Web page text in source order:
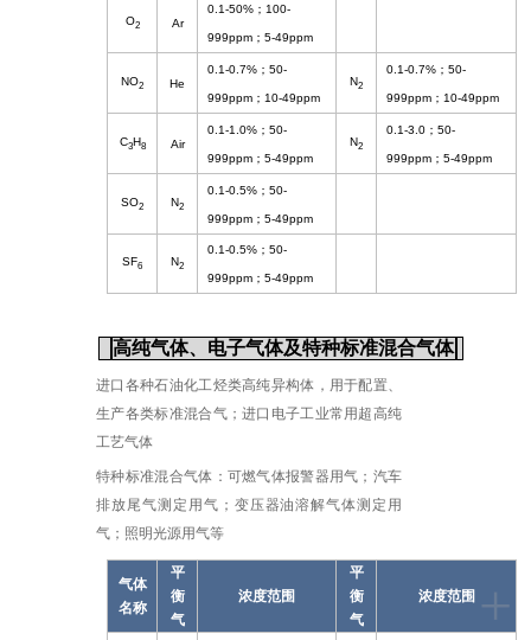
O2 Ar
0.1-50%； 100-
999ppm； 5-49ppm
NO2 He
0.1-0.7%； 50-
999ppm； 10-49ppm
N2
0.1-0.7%； 50-
999ppm； 10-49ppm
C3H8 Air
0.1-1.0%； 50-
999ppm； 5-49ppm
N2
0.1-3.0； 50-
999ppm； 5-49ppm
SO2 N2
0.1-0.5%； 50-
999ppm； 5-49ppm
SF6 N2
0.1-0.5%； 50-
999ppm； 5-49ppm
高纯气体、电子气体及特种标准混合气体
进口各种石油化工烃类高纯异构体，用于配置、
生产各类标准混合气；进口电子工业常用超高纯
工艺气体
特种标准混合气体：可燃气体报警器用气；汽车
排放尾气测定用气；变压器油溶解气体测定用
气；照明光源用气等
+
气体
名称
平
衡
气
浓度范围
平
衡
气
浓度范围